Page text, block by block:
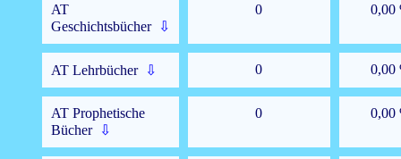
AT
Geschichtsbücher ⇩
0 0,00
AT Lehrbücher ⇩ 0 0,00
AT Prophetische
Bücher ⇩
0 0,00